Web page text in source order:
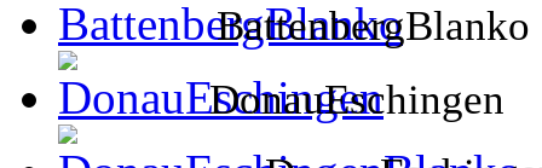
BattenbergBlanko
DonauEschingen